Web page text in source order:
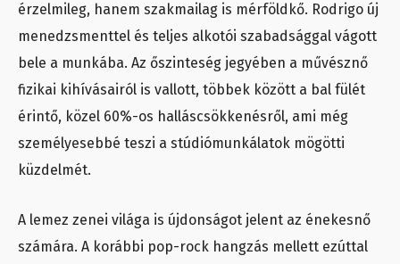
érzelmileg, hanem szakmailag is mérföldkő. Rodrigo új
menedzsmenttel és teljes alkotói szabadsággal vágott
bele a munkába. Az őszinteség jegyében a művésznő
fizikai kihívásairól is vallott, többek között a bal fülét
érintő, közel 60%-os halláscsökkenésről, ami még
személyesebbé teszi a stúdiómunkálatok mögötti
küzdelmét.
A lemez zenei világa is újdonságot jelent az énekesnő
számára. A korábbi pop-rock hangzás mellett ezúttal